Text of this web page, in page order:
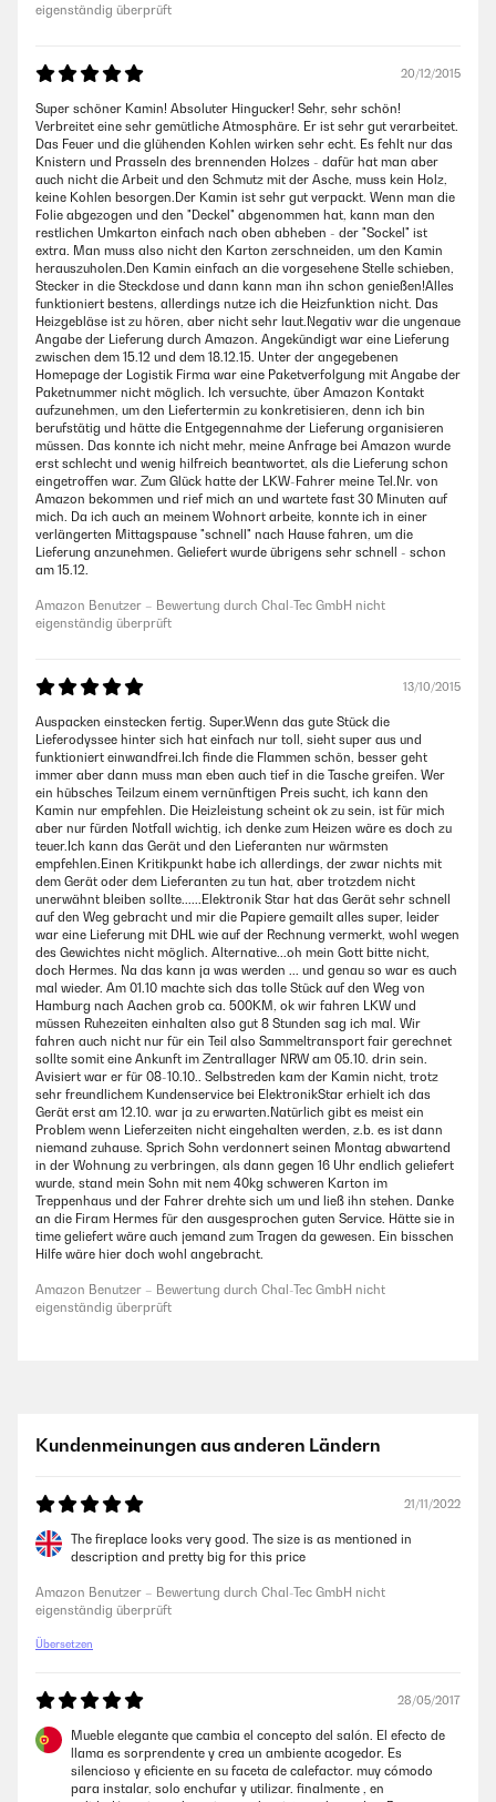
eigenständig überprüft
20/12/2015
Super schöner Kamin! Absoluter Hingucker! Sehr, sehr schön!
Verbreitet eine sehr gemütliche Atmosphäre. Er ist sehr gut verarbeitet.
Das Feuer und die glühenden Kohlen wirken sehr echt. Es fehlt nur das
Knistern und Prasseln des brennenden Holzes - dafür hat man aber
auch nicht die Arbeit und den Schmutz mit der Asche, muss kein Holz,
keine Kohlen besorgen.Der Kamin ist sehr gut verpackt. Wenn man die
Folie abgezogen und den "Deckel" abgenommen hat, kann man den
restlichen Umkarton einfach nach oben abheben - der "Sockel" ist
extra. Man muss also nicht den Karton zerschneiden, um den Kamin
herauszuholen.Den Kamin einfach an die vorgesehene Stelle schieben,
Stecker in die Steckdose und dann kann man ihn schon genießen!Alles
funktioniert bestens, allerdings nutze ich die Heizfunktion nicht. Das
Heizgebläse ist zu hören, aber nicht sehr laut.Negativ war die ungenaue
Angabe der Lieferung durch Amazon. Angekündigt war eine Lieferung
zwischen dem 15.12 und dem 18.12.15. Unter der angegebenen
Homepage der Logistik Firma war eine Paketverfolgung mit Angabe der
Paketnummer nicht möglich. Ich versuchte, über Amazon Kontakt
aufzunehmen, um den Liefertermin zu konkretisieren, denn ich bin
berufstätig und hätte die Entgegennahme der Lieferung organisieren
müssen. Das konnte ich nicht mehr, meine Anfrage bei Amazon wurde
erst schlecht und wenig hilfreich beantwortet, als die Lieferung schon
eingetroffen war. Zum Glück hatte der LKW-Fahrer meine Tel.Nr. von
Amazon bekommen und rief mich an und wartete fast 30 Minuten auf
mich. Da ich auch an meinem Wohnort arbeite, konnte ich in einer
verlängerten Mittagspause "schnell" nach Hause fahren, um die
Lieferung anzunehmen. Geliefert wurde übrigens sehr schnell - schon
am 15.12.
Amazon Benutzer – Bewertung durch Chal-Tec GmbH nicht
eigenständig überprüft
13/10/2015
Auspacken einstecken fertig. Super.Wenn das gute Stück die
Lieferodyssee hinter sich hat einfach nur toll, sieht super aus und
funktioniert einwandfrei.Ich finde die Flammen schön, besser geht
immer aber dann muss man eben auch tief in die Tasche greifen. Wer
ein hübsches Teilzum einem vernünftigen Preis sucht, ich kann den
Kamin nur empfehlen. Die Heizleistung scheint ok zu sein, ist für mich
aber nur fürden Notfall wichtig, ich denke zum Heizen wäre es doch zu
teuer.Ich kann das Gerät und den Lieferanten nur wärmsten
empfehlen.Einen Kritikpunkt habe ich allerdings, der zwar nichts mit
dem Gerät oder dem Lieferanten zu tun hat, aber trotzdem nicht
unerwähnt bleiben sollte......Elektronik Star hat das Gerät sehr schnell
auf den Weg gebracht und mir die Papiere gemailt alles super, leider
war eine Lieferung mit DHL wie auf der Rechnung vermerkt, wohl wegen
des Gewichtes nicht möglich. Alternative...oh mein Gott bitte nicht,
doch Hermes. Na das kann ja was werden ... und genau so war es auch
mal wieder. Am 01.10 machte sich das tolle Stück auf den Weg von
Hamburg nach Aachen grob ca. 500KM, ok wir fahren LKW und
müssen Ruhezeiten einhalten also gut 8 Stunden sag ich mal. Wir
fahren auch nicht nur für ein Teil also Sammeltransport fair gerechnet
sollte somit eine Ankunft im Zentrallager NRW am 05.10. drin sein.
Avisiert war er für 08-10.10.. Selbstreden kam der Kamin nicht, trotz
sehr freundlichem Kundenservice bei ElektronikStar erhielt ich das
Gerät erst am 12.10. war ja zu erwarten.Natürlich gibt es meist ein
Problem wenn Lieferzeiten nicht eingehalten werden, z.b. es ist dann
niemand zuhause. Sprich Sohn verdonnert seinen Montag abwartend
in der Wohnung zu verbringen, als dann gegen 16 Uhr endlich geliefert
wurde, stand mein Sohn mit nem 40kg schweren Karton im
Treppenhaus und der Fahrer drehte sich um und ließ ihn stehen. Danke
an die Firam Hermes für den ausgesprochen guten Service. Hätte sie in
time geliefert wäre auch jemand zum Tragen da gewesen. Ein bisschen
Hilfe wäre hier doch wohl angebracht.
Amazon Benutzer – Bewertung durch Chal-Tec GmbH nicht
eigenständig überprüft
Kundenmeinungen aus anderen Ländern
21/11/2022
The fireplace looks very good. The size is as mentioned in
description and pretty big for this price
Amazon Benutzer – Bewertung durch Chal-Tec GmbH nicht
eigenständig überprüft
Übersetzen
28/05/2017
Mueble elegante que cambia el concepto del salón. El efecto de
llama es sorprendente y crea un ambiente acogedor. Es
silencioso y eficiente en su faceta de calefactor. muy cómodo
para instalar, solo enchufar y utilizar. finalmente , en